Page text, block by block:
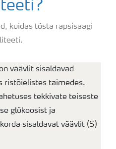
kuidas tõsta rapsisaagi